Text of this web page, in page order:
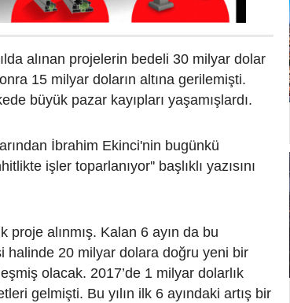
alınan projelerin bedeli 30 milyar dolar
15 milyar doların altına gerilemişti.
büyük pazar kayıpları yaşamışlardı.
İbrahim Ekinci'nin bugünkü
işler toparlanıyor'' başlıklı yazısını
proje alınmış. Kalan 6 ayın da bu
halinde 20 milyar dolara doğru yeni bir
olacak. 2017’de 1 milyar dolarlık
gelmişti. Bu yılın ilk 6 ayındaki artış bir